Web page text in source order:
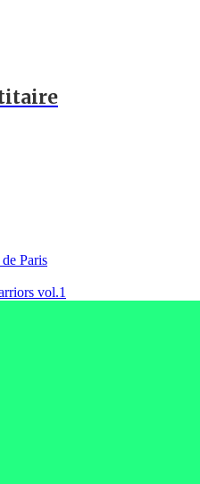
Paris
vol.1